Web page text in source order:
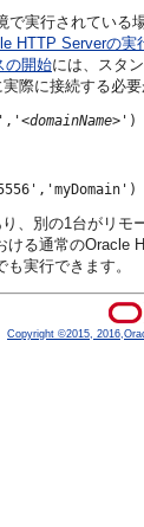
実行されてい
HTTP Serverの実
の開始には、スタ
際に接続する必
','<domainName
、別の1台がリ
る通常の
実行できます。
Copyright ©2015,